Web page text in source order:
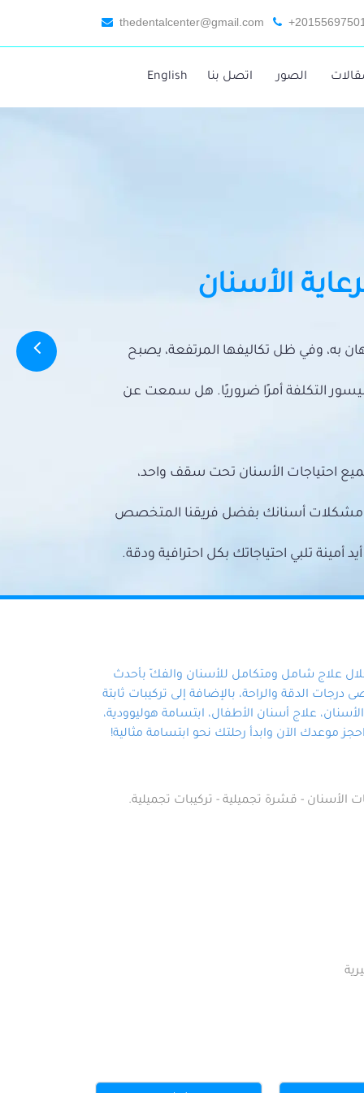
thedentalcenter@gmail.com
الصور اتصل بنا English
الأسنان
به، وفي ظل تكاليفها المرتفعة، يصبح
التكلفة أمرًا ضروريًا. هل سمعت عن
احتياجات الأسنان تحت سقف واحد،
مشكلات أسنانك بفضل فريقنا المتخصص
تلبي احتياجاتك بكل احترافية ودقة.
علاج شامل ومتكامل للأسنان والفكّ بأحدث
الدقة والراحة، بالإضافة إلى تركيبات ثابتة
علاج أسنان الأطفال، ابتسامة هوليوودية،
موعدك الآن وابدأ رحلتك نحو ابتسامة مثالية!
الأسنان - قشرة تجميلية - تركيبات تجميلية.